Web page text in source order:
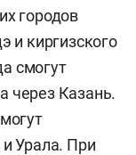
городов
и киргизского
смогут
через Казань.
Урала. При